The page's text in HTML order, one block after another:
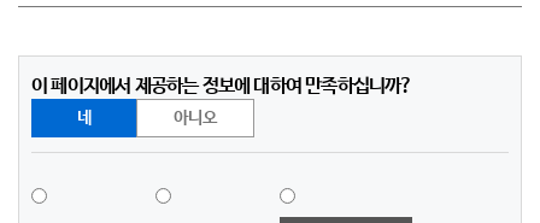
이 페이지에서 제공하는 정보에 대하여 만족하십니까?
네 아니오